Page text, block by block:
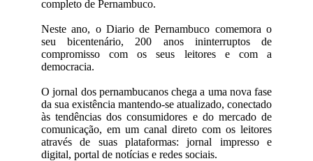
completo de Pernambuco.
Neste ano, o Diario de Pernambuco comemora o
seu bicentenário, 200 anos ininterruptos de
compromisso com os seus leitores e com a
democracia.
O jornal dos pernambucanos chega a uma nova fase
da sua existência mantendo-se atualizado, conectado
às tendências dos consumidores e do mercado de
comunicação, em um canal direto com os leitores
através de suas plataformas: jornal impresso e
digital, portal de notícias e redes sociais.